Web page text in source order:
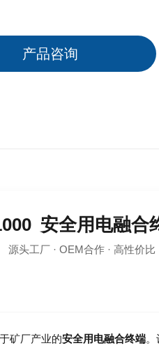
产品咨询
安全用电融合
源头工厂 · OEM合作 · 高性价比
矿厂产业的安全用电融合终端